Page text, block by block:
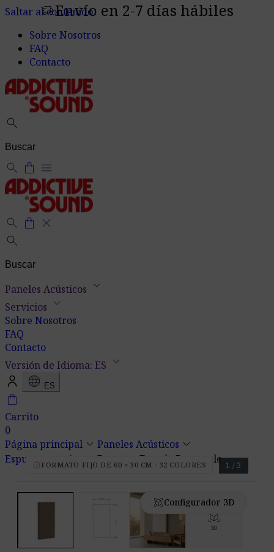
Saltar al contenido
delivery_truck_speedEnvío en 2-7 días hábiles
Sobre Nosotros
FAQ
Contacto
search
search shopping_bag menu
search shopping_bag close
search
Paneles Acústicos keyboard_arrow_down
Servicios keyboard_arrow_down
Sobre Nosotros
FAQ
Contacto
Versión de Idioma: ES keyboard_arrow_down
language ES
shopping_bag
Carrito
0
Página principal keyboard_arrow_down Paneles Acústicos keyboard_arrow_down
Espuma acustica keyboard_arrow_downBasotect Foamly Rectangle
verified FORMATO FIJO DE 60 × 30 CM · 32 COLORES
view_in_arConfigurador 3D
1 / 3
view_in_ar
3D